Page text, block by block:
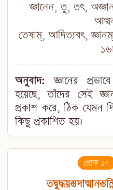
জ্ঞানেন, তু, তৎ,
তেষাম্, আদিত্যবৎ,
অনুবাদ: জ্ঞানের
হয়েছে, তাঁদের সেই
প্রকাশ করে, ঠিক যেমন
কিছু প্রকাশিত হয়।
শ্লোক ১৭